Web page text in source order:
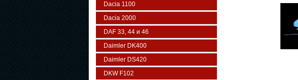
Dacia 1100
Dacia 2000
DAF 33, 44 и 46
Daimler DK400
Daimler DS420
DKW F102